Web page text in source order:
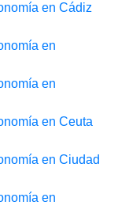
en Cádiz
en
en
en Ceuta
en Ciudad
en